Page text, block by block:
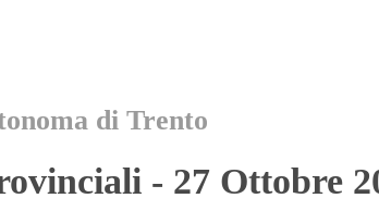
di Trento
- 27 Ottobre